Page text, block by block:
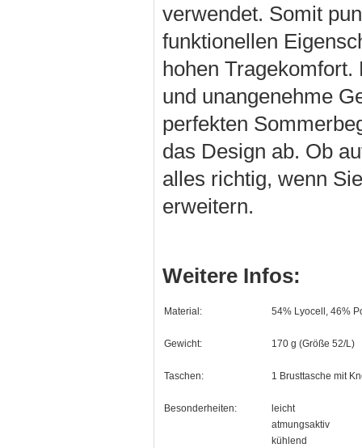
verwendet. Somit
funktionellen
hohen
und unangenehme
perfekten
das Design ab. Ob
alles richtig, wenn
erweitern.
Weitere Infos:
Material: 54% Lyocell, 46%
Gewicht: 170 g (Größe 52/L)
Taschen: 1 Brusttasche mit
Besonderheiten:
leicht
atmungsaktiv
kühlend